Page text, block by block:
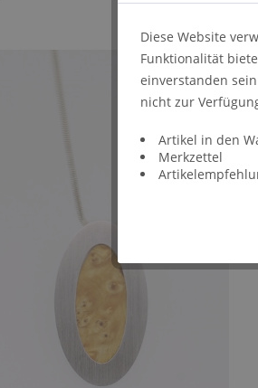
Diese Website
Funktionalität
einverstanden
nicht zur
Artikel in den
Merkzettel